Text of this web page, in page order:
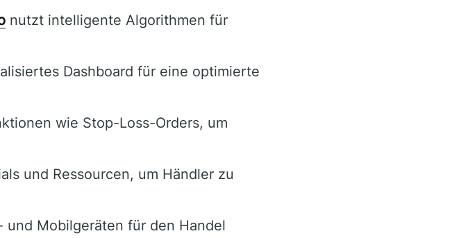
nutzt intelligente Algorithmen für
Dashboard für eine optimierte
wie Stop-Loss-Orders, um
und Ressourcen, um Händler zu
und Mobilgeräten für den Handel